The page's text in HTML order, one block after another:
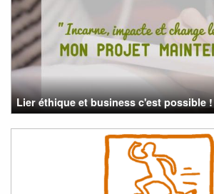
Lier éthique et business c'est possible !